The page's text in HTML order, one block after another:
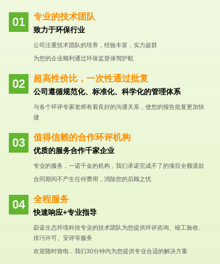
专业的技术团队
致力于环保行业
公司注重技术团队的培养，经验丰富，实力超群
为您的企业顺利通过环保监督保驾护航
超高性价比，一次性通过批复
公司遵循规范化、标准化、科学化的管理体系
与各个环评专家老师有着良好的沟通关系，使您的报告批复更加快
捷
值得信赖的合作环评机构
优质的服务合作千家企业
专业的服务，一诺千金的机构，我们承诺完成不了的项目全额退款
合同期间不产生任何费用，消除您的后顾之忧
全程服务
快速响应+专业指导
蔚蓝生态环境科技专业的技术团队为您提供环评咨询、竣工验收、
排污许可、安评等服务
欢迎随时致电，我们30分钟内为您提供专业合适的解决方案